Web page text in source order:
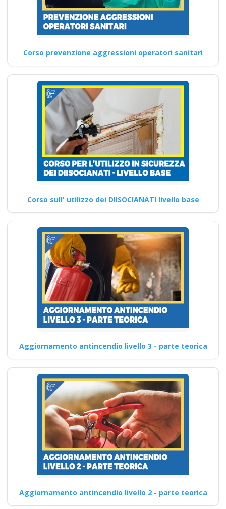
Continua
Corso prevenzione aggressioni operatori sanitari
Corso sull' utilizzo dei DIISOCIANATI livello base
Aggiornamento antincendio livello 3 - parte teorica
Aggiornamento antincendio livello 2 - parte teorica